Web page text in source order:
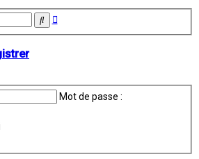
Rechercher
Recherche
Mot de passe :